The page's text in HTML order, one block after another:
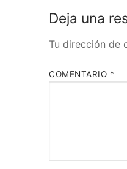
Deja una
Tu dirección de
COMENTARIO *